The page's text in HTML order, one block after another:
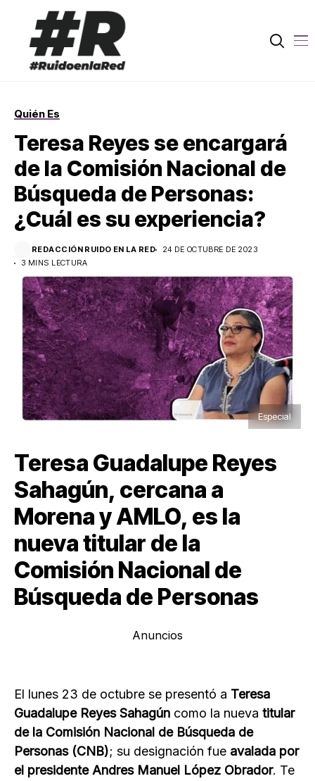
Quién Es
Teresa Reyes se encargará
de la Comisión Nacional de
Búsqueda de Personas:
¿Cuál es su experiencia?
REDACCIÓN RUIDO EN LA RED
24 DE OCTUBRE DE 2023
3 MINS LECTURA
Especial
Teresa Guadalupe Reyes
Sahagún, cercana a
Morena y AMLO, es la
nueva titular de la
Comisión Nacional de
Búsqueda de Personas
Anuncios
El lunes 23 de octubre se presentó a Teresa
Guadalupe Reyes Sahagún como la nueva titular
de la Comisión Nacional de Búsqueda de
Personas (CNB); su designación fue avalada por
el presidente Andres Manuel López Obrador. Te